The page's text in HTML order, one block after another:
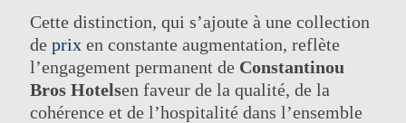
Cette distinction, qui s’ajoute à une collection
de prixen constante augmentation, reflète
l’engagement permanent de Constantinou
Bros Hotelsen faveur de la qualité, de la
cohérence et de l’hospitalité dans l’ensemble